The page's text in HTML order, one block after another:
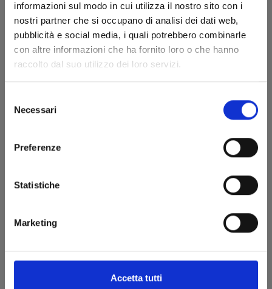
informazioni sul modo in cui utilizza il nostro sito con i
nostri partner che si occupano di analisi dei dati web,
pubblicità e social media, i quali potrebbero combinarle
con altre informazioni che ha fornito loro o che hanno
raccolto dal suo utilizzo dei loro servizi.
delNecessari
Preferenze
Statistiche
Marketing
Accetta tutti
YOTSUBA&! n. 16